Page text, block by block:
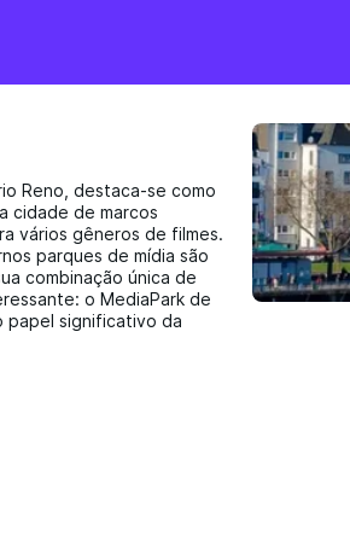
Reno, destaca-se como
cidade de marcos
vários gêneros de filmes.
parques de mídia são
combinação única de
o MediaPark de
papel significativo da